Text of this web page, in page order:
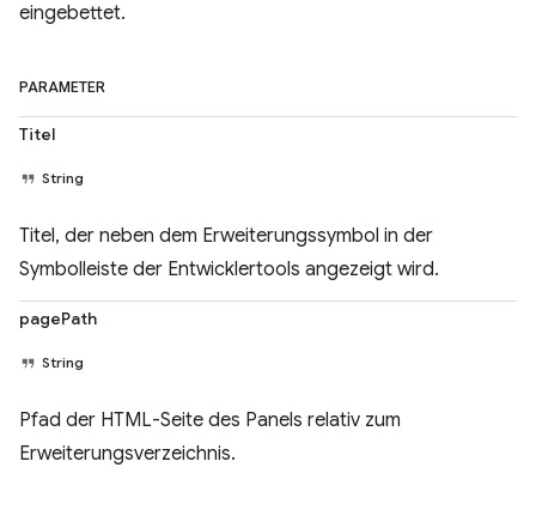
eingebettet.
PARAMETER
Titel
String
Titel, der neben dem Erweiterungssymbol in der
Symbolleiste der Entwicklertools angezeigt wird.
pagePath
String
Pfad der HTML-Seite des Panels relativ zum
Erweiterungsverzeichnis.